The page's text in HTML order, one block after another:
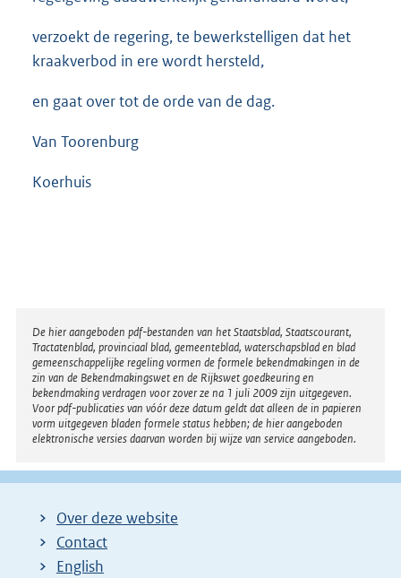
verzoekt de regering, te bewerkstelligen dat het
kraakverbod in ere wordt hersteld,
en gaat over tot de orde van de dag.
Van Toorenburg
Koerhuis
Disclaimer
De hier aangeboden pdf-bestanden van het Staatsblad, Staatscourant,
Tractatenblad, provinciaal blad, gemeenteblad, waterschapsblad en blad
gemeenschappelijke regeling vormen de formele bekendmakingen in de
zin van de Bekendmakingswet en de Rijkswet goedkeuring en
bekendmaking verdragen voor zover ze na 1 juli 2009 zijn uitgegeven.
Voor pdf-publicaties van vóór deze datum geldt dat alleen de in papieren
vorm uitgegeven bladen formele status hebben; de hier aangeboden
elektronische versies daarvan worden bij wijze van service aangeboden.
Over deze website
Contact
English